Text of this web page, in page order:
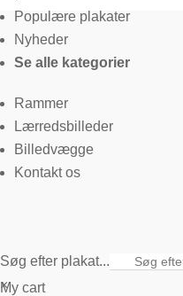
Populære plakater
Nyheder
Se alle kategorier
Rammer
Lærredsbilleder
Billedvægge
Kontakt os
Søg efter plakat...
×
My cart